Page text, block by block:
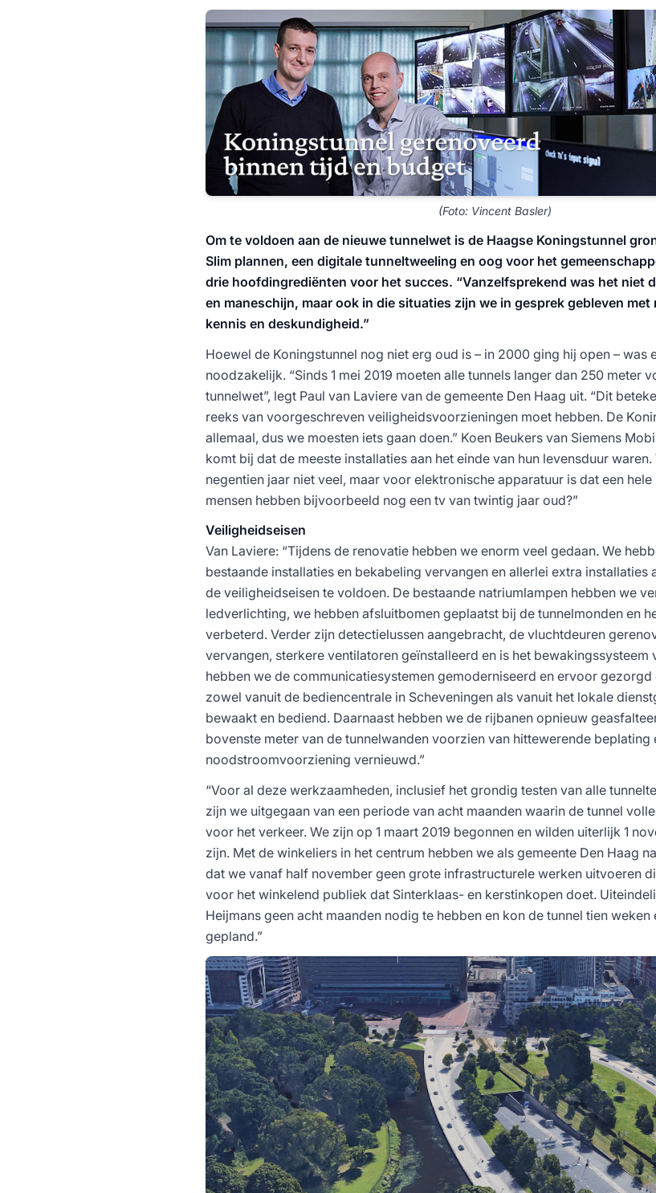
(Foto: Vincent Basler)
Om te voldoen aan de nieuwe tunnelwet is de Haagse Koningstunnel
Slim plannen, een digitale tunneltweeling en oog voor het
drie hoofdingrediënten voor het succes. “Vanzelfsprekend was het niet
en maneschijn, maar ook in die situaties zijn we in gesprek gebleven met
kennis en deskundigheid.”
Hoewel de Koningstunnel nog niet erg oud is – in 2000 ging hij open – was
noodzakelijk. “Sinds 1 mei 2019 moeten alle tunnels langer dan 250 meter
tunnelwet”, legt Paul van Laviere van de gemeente Den Haag uit. “Dit
reeks van voorgeschreven veiligheidsvoorzieningen moet hebben. De
allemaal, dus we moesten iets gaan doen.” Koen Beukers van Siemens
komt bij dat de meeste installaties aan het einde van hun levensduur
negentien jaar niet veel, maar voor elektronische apparatuur is dat een
mensen hebben bijvoorbeeld nog een tv van twintig jaar oud?”
Veiligheidseisen
Van Laviere: “Tijdens de renovatie hebben we enorm veel gedaan. We
bestaande installaties en bekabeling vervangen en allerlei extra installaties
de veiligheidseisen te voldoen. De bestaande natriumlampen hebben we
ledverlichting, we hebben afsluitbomen geplaatst bij de tunnelmonden en
verbeterd. Verder zijn detectielussen aangebracht, de vluchtdeuren
vervangen, sterkere ventilatoren geïnstalleerd en is het bewakingssysteem
hebben we de communicatiesystemen gemoderniseerd en ervoor gezorgd
zowel vanuit de bediencentrale in Scheveningen als vanuit het lokale
bewaakt en bediend. Daarnaast hebben we de rijbanen opnieuw
bovenste meter van de tunnelwanden voorzien van hittewerende beplating
noodstroomvoorziening vernieuwd.”
“Voor al deze werkzaamheden, inclusief het grondig testen van alle
zijn we uitgegaan van een periode van acht maanden waarin de tunnel
voor het verkeer. We zijn op 1 maart 2019 begonnen en wilden uiterlijk 1
zijn. Met de winkeliers in het centrum hebben we als gemeente Den Haag
dat we vanaf half november geen grote infrastructurele werken uitvoeren
voor het winkelend publiek dat Sinterklaas- en kerstinkopen doet.
Heijmans geen acht maanden nodig te hebben en kon de tunnel tien
gepland.”